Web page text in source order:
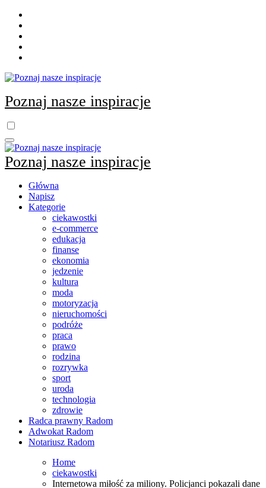
Skip
content
Poznaj nasze inspiracje
Poznaj nasze inspiracje
Główna
Napisz
Kategorie
ciekawostki
e-commerce
edukacja
finanse
ekonomia
jedzenie
kultura
moda
motoryzacja
nieruchomości
podróże
praca
prawo
rodzina
rozrywka
sport
uroda
technologia
zdrowie
Radca prawny Radom
Adwokat Radom
Notariusz Radom
Home
ciekawostki
Internetowa miłość za miliony. Policjanci pokazali dane